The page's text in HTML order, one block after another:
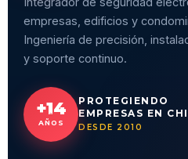
empresas, edificios y
Ingeniería de precisión,
y soporte continuo.
+14
AÑOS
PROTEGIENDO
EMPRESAS EN
DESDE 2010